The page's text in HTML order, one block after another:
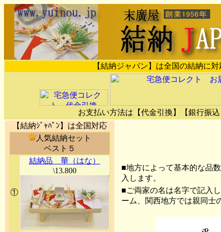
【結納ジャパン】は全国の結納に
お支払い方法は【代金引換】【銀行振
【結納ｼﾞｬﾊﾟﾝ】は全国対応
人気結納セット
ベスト５
①
結納品 華（はな）
\13.800
■地方によって基本的な品
入します。
■ご両家の名は名字で記入
ーム、関西地方では親同士